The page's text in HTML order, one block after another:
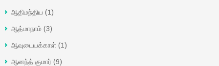
ஆதிமந்திய (1)
ஆத்மாநாம் (3)
ஆவுடையக்காள் (1)
ஆனந்த் குமார் (9)